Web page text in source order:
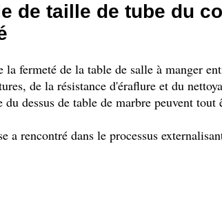
de taille de tube du
fermeté de la table de salle à manger
de la résistance d'éraflure et du
dessus de table de marbre peuvent tout
a rencontré dans le processus